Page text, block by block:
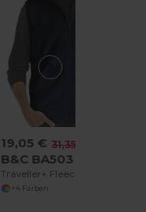
19,05 € 31,35 €
B&C BA503
Traveller+ Fleecejacke
+4 Farben